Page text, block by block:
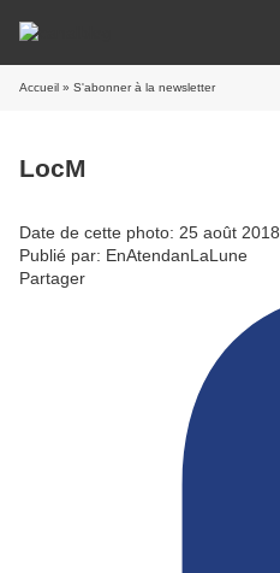
Accueil » S'abonner à la newsletter
LocM
Date de cette photo: 25 août 2018
Publié par: EnAtendanLaLune
Partager